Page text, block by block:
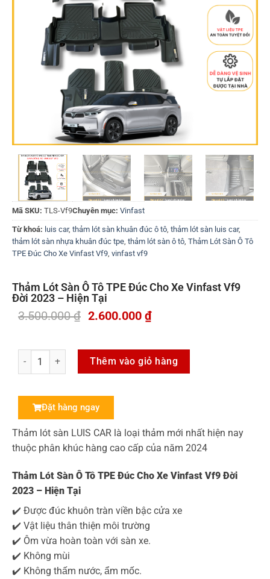
Mã SKU: TLS-Vf9Chuyên mục: Vinfast
Từ khoá: luis car, thảm lót sàn khuân đúc ô tô thảm lót sàn luis car,
thảm lót sàn nhựa khuân đúc tpe thảm lót sàn ô tô Thảm Lót Sàn Ô Tô
TPE Đúc Cho Xe Vinfast Vf9 vinfast vf9
Thảm Lót Sàn Ô Tô TPE Đúc Cho Xe Vinfast Vf9
Đời 2023 – Hiện Tại
3.500.000₫ 2.600.000 ₫
Thêm vào giỏ hàng
Đặt hàng ngay
Thảm lót sàn LUIS CAR là loại thảm mới nhất hiện nay
thuộc phân khúc hàng cao cấp của năm 2024
Thảm Lót Sàn Ô Tô TPE Đúc Cho Xe Vinfast Vf9 Đời
2023 – Hiện Tại
✔️ Được đúc khuôn tràn viền bậc cửa xe
✔️ Vật liệu thân thiện môi trường
✔️ Ôm vừa hoàn toàn với sàn xe.
✔️ Không mùi
✔️ Không thấm nước, ẩm mốc.